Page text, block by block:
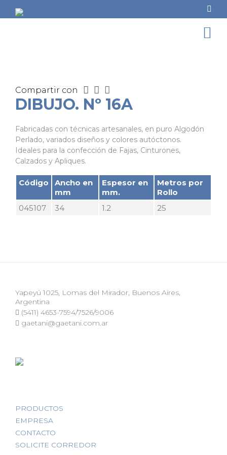
Compartir con
DIBUJO. Nº 16A
Fabricadas con técnicas artesanales, en puro Algodón
Perlado, variados diseños y colores autóctonos.
Ideales para la confección de Fajas, Cinturones,
Calzados y Apliques.
Código
Ancho en
mm
Espesor en
mm.
Metros por
Rollo
045107
34 1.2 25
Yapeyú 1025, Lomas del Mirador, Buenos Aires,
Argentina
(5411) 4653-7594/7526/9006
gaetani@gaetani.com.ar
PRODUCTOS
EMPRESA
CONTACTO
SOLICITE CORREDOR